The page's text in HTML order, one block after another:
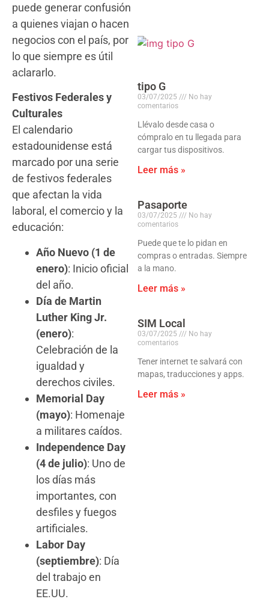
puede generar confusión
a quienes viajan o hacen
negocios con el país, por
lo que siempre es útil
aclararlo.
Festivos Federales y
Culturales
El calendario
estadounidense está
marcado por una serie
de festivos federales
que afectan la vida
laboral, el comercio y la
educación:
Año Nuevo (1 de
enero): Inicio oficial
del año.
Día de Martin
Luther King Jr.
(enero):
Celebración de la
igualdad y
derechos civiles.
Memorial Day
(mayo): Homenaje
a militares caídos.
Independence Day
(4 de julio): Uno de
los días más
importantes, con
desfiles y fuegos
artificiales.
Labor Day
(septiembre): Día
del trabajo en
EE.UU.
tipo G
03/07/2025
No hay
comentarios
Llévalo desde casa o
cómpralo en tu llegada para
cargar tus dispositivos.
Leer más »
Pasaporte
03/07/2025
No hay
comentarios
Puede que te lo pidan en
compras o entradas. Siempre
a la mano.
Leer más »
SIM Local
03/07/2025
No hay
comentarios
Tener internet te salvará con
mapas, traducciones y apps.
Leer más »